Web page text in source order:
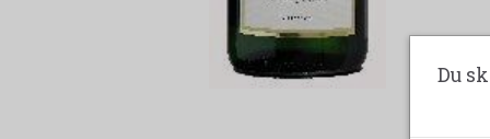
Du